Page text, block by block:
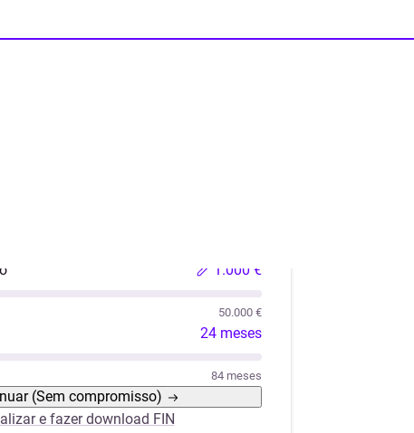
1.000 €
50.000 €
24 meses
84 meses
(Sem compromisso)
e fazer download FIN